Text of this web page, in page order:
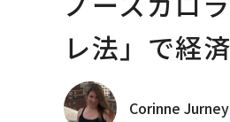
レ法」で経
Corinne